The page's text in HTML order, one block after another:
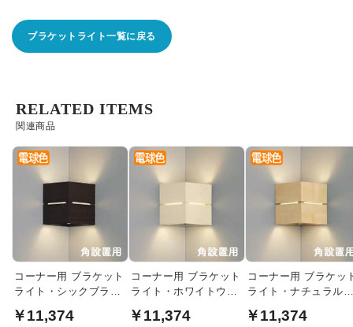
ブラケットライト一覧に戻る
関連商品
RELATED ITEMS
コーナー用 ブラケット
ライト・シックブラウ
￥11,374
コーナー用 ブラケット
ライト・ホワイトウッ
￥11,374
コーナー用 ブラケッ
ライト・ナチュラル
￥11,374